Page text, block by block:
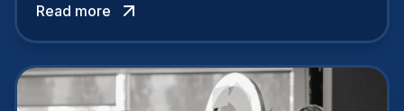
solid and positive employer brand are clear, you
cannot simply wave a magic wand for it to be
Read more